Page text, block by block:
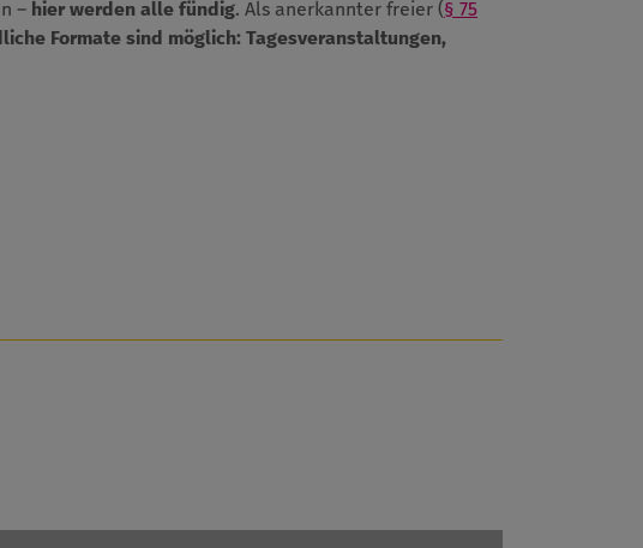
– hier werden alle fündig. Als anerkannter freier (§ 75
Formate sind möglich: Tagesveranstaltungen,